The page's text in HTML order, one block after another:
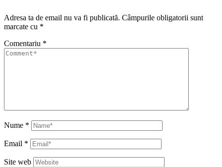
Adresa ta de email nu va fi publicată. Câmpurile obligatorii sunt
marcate cu *
Comentariu *
Nume *
Email *
Site web